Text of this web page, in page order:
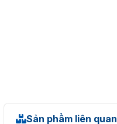
Sản phẩm liên quan